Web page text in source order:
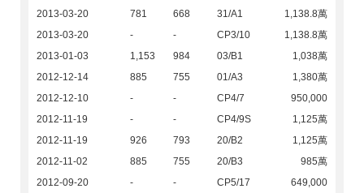
2013-03-20
781 668 31/A1
1,138.8萬
2013-03-20
- - CP3/10
1,138.8萬
2013-01-03
1,153 984 03/B1
1,038萬
2012-12-14
885 755 01/A3
1,380萬
2012-12-10
- - CP4/7
950,000
2012-11-19
- - CP4/9S
1,125萬
2012-11-19
926 793 20/B2
1,125萬
2012-11-02
885 755 20/B3
985萬
2012-09-20
- - CP5/17
649,000